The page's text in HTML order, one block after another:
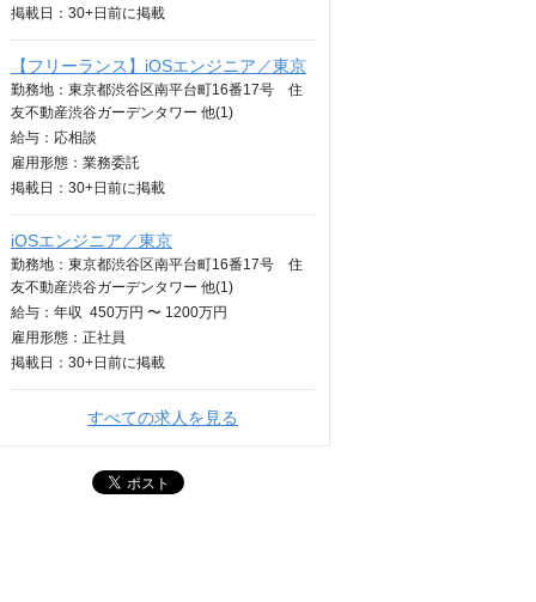
掲載日： 30+日 前に掲載
【フリーランス】iOSエンジニア／東京
勤務地：東京都渋谷区南平台町16番17号 住
友不動産渋谷ガーデンタワー 他(1)
給与： 応相談
雇用形態：業務委託
掲載日： 30+日 前に掲載
iOSエンジニア／東京
勤務地：東京都渋谷区南平台町16番17号 住
友不動産渋谷ガーデンタワー 他(1)
給与： 年収 450万円 〜 1200万円
雇用形態：正社員
掲載日： 30+日 前に掲載
すべての求人を見る